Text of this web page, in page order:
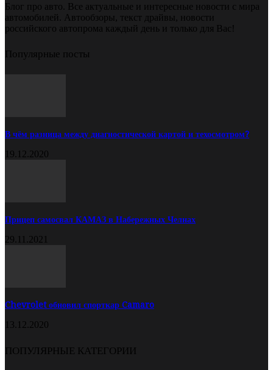
Блог про авто. Все актуальные и интересные новости с мира
автомобилей. Автообзоры, текст драйвы, новости
российского автопрома каждый день и только для Вас!
Популярные посты
В чём разница между диагностической картой и техосмотром?
19.12.2020
Прицеп самосвал КАМАЗ в Набережных Челнах
29.11.2021
Chevrolet обновил спорткар Camaro
13.12.2020
ПОПУЛЯРНЫЕ КАТЕГОРИИ